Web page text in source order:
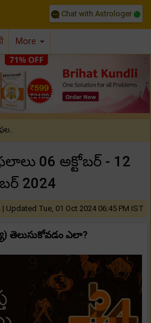
Chat with Astrologer
More
06 అక్టోబర్ - 12
2024
| Updated Tue, 01 Oct 2024 06:45 PM IST
తెలుసుకోవడం ఎలా?